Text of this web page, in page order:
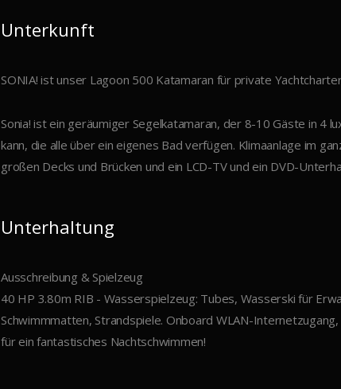
Unterkunft
SONIA! ist unser Lagoon 500 Katamaran für private
Sonia! ist ein geräumiger Segelkatamaran, der 8-10 Gäste in 4
kann, die alle über ein eigenes Bad verfügen. Klimaanlage im
großen Decks und Brücken und ein LCD-TV und ein DVD-
Unterhaltung
Ausschreibung & Spielzeug
40 HP 3.80m RIB - Wasserspielzeug: Tubes, Wasserski für
Schwimmmatten, Strandspiele. Onboard WLAN-
für ein fantastisches Nachtschwimmen!